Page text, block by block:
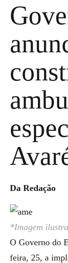
Da Redação
*Imagem
O Governo do
feira, 25, a